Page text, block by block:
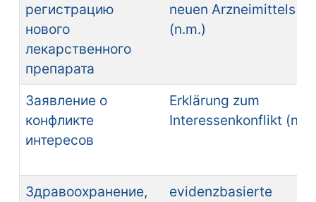
регистрацию
нового
лекарственного
препарата
neuen Arzneimittels
(n.m.)
Заявление о
конфликте
интересов
Erklärung zum
Interessenkonflikt (n.f.)
Здравоохранение, evidenzbasierte